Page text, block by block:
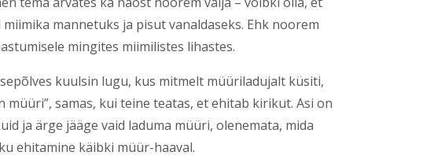
mannetuks ja pisut vanaldaseks. Ehk noorem
mingites miimilistes lihastes.
kuulsin lugu, kus mitmelt müüriladujalt küsiti,
müüri”, samas, kui teine teatas, et ehitab kirikut. Asi on
ja ärge jääge vaid laduma müüri, olenemata, mida
ehitamine käibki müür-haaval.